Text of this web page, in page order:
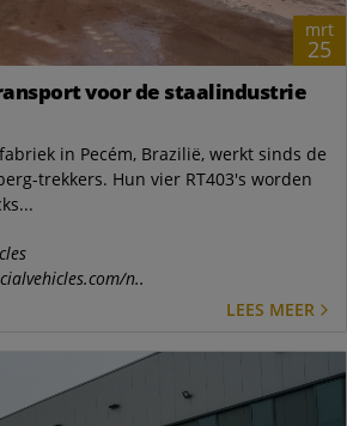
mrt
25
voor de staalindustrie
in Pecém, Brazilië, werkt sinds de
trekkers. Hun vier RT403's worden
n..
LEES MEER